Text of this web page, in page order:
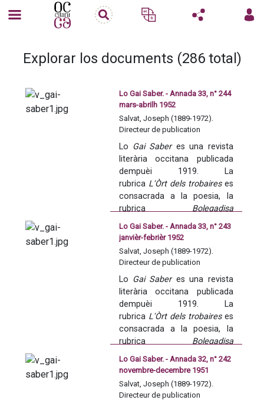
Explorar los documents (286 total)
Lo Gai Saber. - Annada 33, n° 244
mars-abrilh 1952
Salvat, Joseph (1889-1972).
Directeur de publication
Lo Gai Saber es una revista
literària occitana publicada
dempuèi 1919. La
rubrica L'Òrt dels trobaires es
consacrada a la poesia, la
rubrica Bolegadisa
occitana balha
d'informacions sus
l'actualitat de l'accion
occitana. La revista se fa
publicacions del domeni
occitan e dels resultats del
concors annadièr de poesia
occitana de l'Acadèmia dels
Jòcs florals.
Lo Gai Saber. - Annada 33, n° 243
janvièr-febrièr 1952
Salvat, Joseph (1889-1972).
Directeur de publication
Lo Gai Saber es una revista
literària occitana publicada
dempuèi 1919. La
rubrica L'Òrt dels trobaires es
consacrada a la poesia, la
rubrica Bolegadisa
occitana balha
d'informacions sus
l'actualitat de l'accion
occitana. La revista se fa
Lo Gai Saber. - Annada 32, n° 242
novembre-decembre 1951
Salvat, Joseph (1889-1972).
Directeur de publication